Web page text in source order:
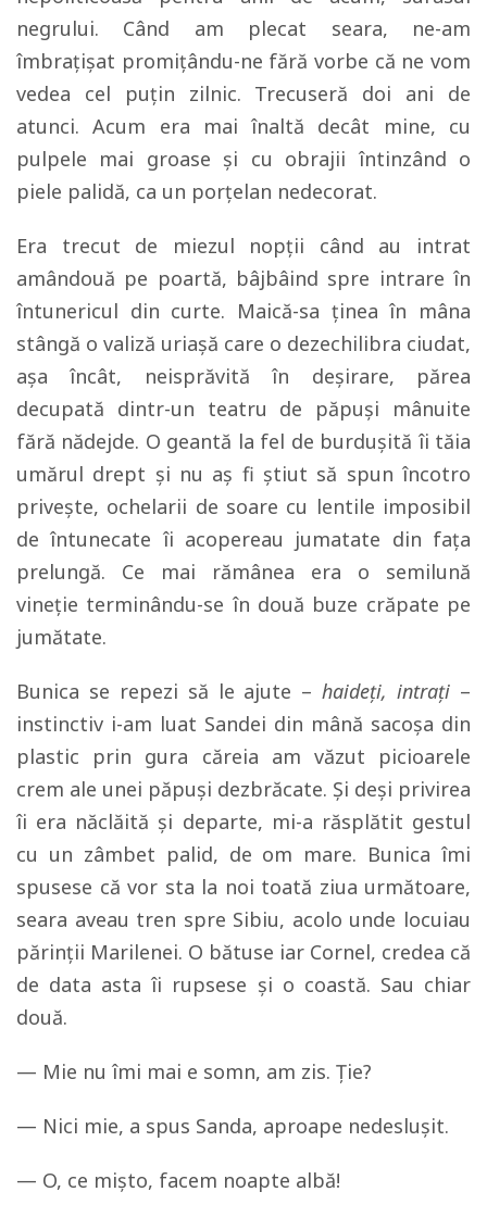
negrului. Când am plecat seara, ne-am
îmbrațișat promițându-ne fără vorbe că ne vom
vedea cel puțin zilnic. Trecuseră doi ani de
atunci. Acum era mai înaltă decât mine, cu
pulpele mai groase și cu obrajii întinzând o
piele palidă, ca un porțelan nedecorat.
Era trecut de miezul nopții când au intrat
amândouă pe poartă, bâjbâind spre intrare în
întunericul din curte. Maică-sa ținea în mâna
stângă o valiză uriașă care o dezechilibra ciudat,
așa încât, neisprăvită în deșirare, părea
decupată dintr-un teatru de păpuși mânuite
fără nădejde. O geantă la fel de burdușită îi tăia
umărul drept și nu aș fi știut să spun încotro
privește, ochelarii de soare cu lentile imposibil
de întunecate îi acopereau jumatate din fața
prelungă. Ce mai rămânea era o semilună
vineție terminându-se în două buze crăpate pe
jumătate.
Bunica se repezi să le ajute –haideți, intrați –
instinctiv i-am luat Sandei din mână sacoșa din
plastic prin gura căreia am văzut picioarele
crem ale unei păpuși dezbrăcate. Și deși privirea
îi era năclăită și departe, mi-a răsplătit gestul
cu un zâmbet palid, de om mare. Bunica îmi
spusese că vor sta la noi toată ziua următoare,
seara aveau tren spre Sibiu, acolo unde locuiau
părinții Marilenei. O bătuse iar Cornel, credea că
de data asta îi rupsese și o coastă. Sau chiar
două.
— Mie nu îmi mai e somn, am zis. Ție?
— Nici mie, a spus Sanda, aproape nedeslușit.
— O, ce mișto, facem noapte albă!